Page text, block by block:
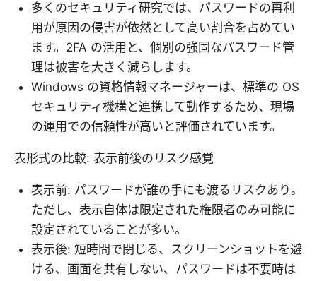
多くのセキュリティ研究では、パスワードの再利
用が原因の侵害が依然として高い割合を占めてい
ます。2FA の活用と、個別の強固なパスワード管
理は被害を大きく減らします。
Windows の資格情報マネージャーは、標準の OS
セキュリティ機構と連携して動作するため、現場
の運用での信頼性が高いと評価されています。
表形式の比較: 表示前後のリスク感覚
表示前: パスワードが誰の手にも渡るリスクあり。
ただし、表示自体は限定された権限者のみ可能に
設定されていることが多い。
表示後: 短時間で閉じる、スクリーンショットを避
ける、画面を共有しない、パスワードは不要時は